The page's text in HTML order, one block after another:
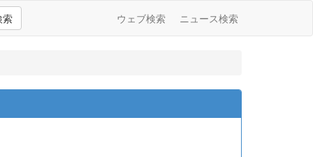
索 ウェブ検索 ニュース検索